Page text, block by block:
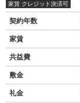
家賃 クレジット決済可
契約年数
家賃
共益費
敷金
礼金